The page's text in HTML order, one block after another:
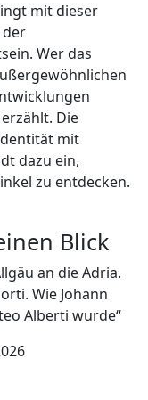
mit dieser
der
Wer das
Die
mit
dazu ein,
zu entdecken.
Blick
an die Adria.
Wie Johann
Alberti wurde“